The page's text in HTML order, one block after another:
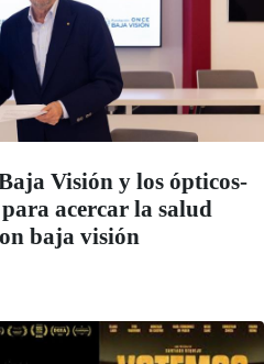
Visión y los ópticos-
acercar la salud
baja visión